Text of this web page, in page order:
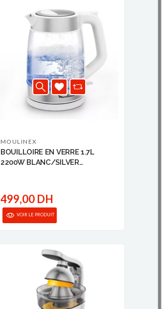
MOULINEX
BOUILLOIRE EN VERRE 1.7L
2200W BLANC/SILVER
499,00 DH
VOIR LE PRODUIT